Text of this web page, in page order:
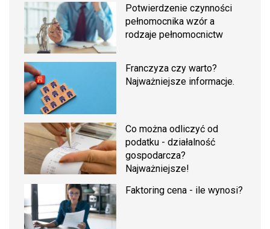
Potwierdzenie czynności
pełnomocnika wzór a
rodzaje pełnomocnictw
Franczyza czy warto?
Najważniejsze informacje.
Co można odliczyć od
podatku - działalność
gospodarcza?
Najważniejsze!
Faktoring cena - ile wynosi?